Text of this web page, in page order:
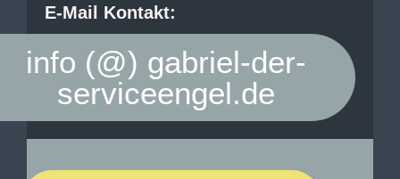
E-Mail Kontakt:
info (@) gabriel-der-
serviceengel.de